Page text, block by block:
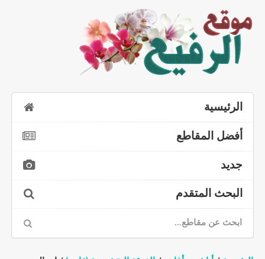
الرئيسية
أفضل المقاطع
جديد
البحث المتقدم